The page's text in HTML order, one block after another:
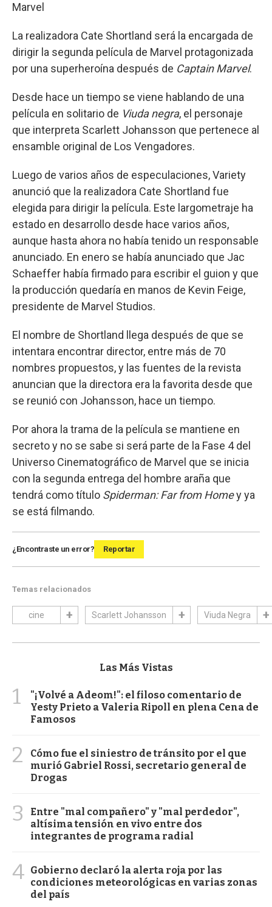
Marvel
La realizadora Cate Shortland será la encargada de
dirigir la segunda película de Marvel protagonizada
por una superheroína después de Captain Marvel.
Desde hace un tiempo se viene hablando de una
película en solitario de Viuda negra, el personaje
que interpreta Scarlett Johansson que pertenece al
ensamble original de Los Vengadores.
Luego de varios años de especulaciones, Variety
anunció que la realizadora Cate Shortland fue
elegida para dirigir la película. Este largometraje ha
estado en desarrollo desde hace varios años,
aunque hasta ahora no había tenido un responsable
anunciado. En enero se había anunciado que Jac
Schaeffer había firmado para escribir el guion y que
la producción quedaría en manos de Kevin Feige,
presidente de Marvel Studios.
El nombre de Shortland llega después de que se
intentara encontrar director, entre más de 70
nombres propuestos, y las fuentes de la revista
anuncian que la directora era la favorita desde que
se reunió con Johansson, hace un tiempo.
Por ahora la trama de la película se mantiene en
secreto y no se sabe si será parte de la Fase 4 del
Universo Cinematográfico de Marvel que se inicia
con la segunda entrega del hombre araña que
tendrá como título Spiderman: Far from Homey ya
se está filmando.
¿Encontraste un error? Reportar
Temas relacionados
cine Scarlett Johansson Viuda Negra
Las Más Vistas
1
"¡Volvé a Adeom!": el filoso comentario de
Yesty Prieto a Valeria Ripoll en plena Cena de
Famosos
2
Cómo fue el siniestro de tránsito por el que
murió Gabriel Rossi, secretario general de
Drogas
3
Entre "mal compañero" y "mal perdedor",
altísima tensión en vivo entre dos
integrantes de programa radial
4 Gobierno declaró la alerta roja por las
condiciones meteorológicas en varias zonas
del país